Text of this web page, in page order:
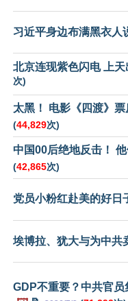
习近平身边布满黑衣人
北京连现紫色闪电 上
次)
太黑！ 电影《四渡》
(44,829次)
中国00后绝地反击！
(42,865次)
党员小粉红赴美的好日
埃博拉、犹大与为中共
GDP不重要？中共官